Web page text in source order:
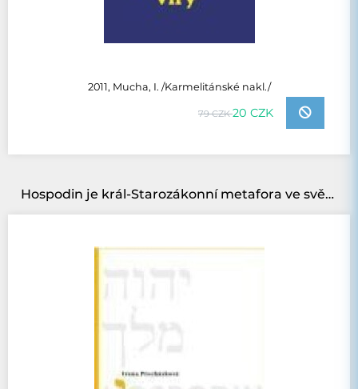
2011, Mucha, I. /Karmelitánské nakl./
79 CZK20 CZK
Hospodin je král-Starozákonní metafora ve světle kognitivní lingvistiky